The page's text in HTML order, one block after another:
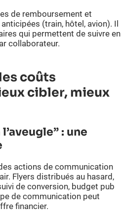
de remboursement et
(train, hôtel, avion). Il
qui permettent de suivre en
collaborateur.
coûts
cibler, mieux
: une
actions de communication
Flyers distribués au hasard,
de conversion, budget pub
de communication peut
financier.